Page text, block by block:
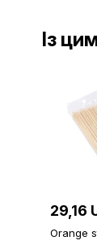
Із
29,16
Orange